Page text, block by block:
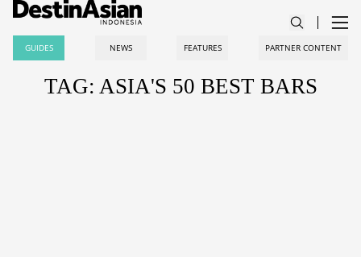
GUIDES NEWS FEATURES PARTNER CONTENT
TAG: ASIA'S 50 BEST BARS